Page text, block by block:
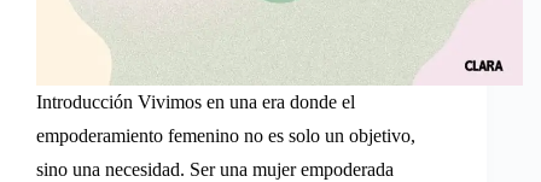
Introducción Vivimos en una era donde el
empoderamiento femenino no es solo un objetivo,
sino una necesidad. Ser una mujer empoderada